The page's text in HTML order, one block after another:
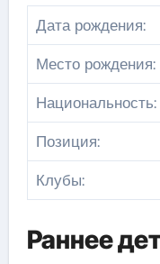
Дата рождения:
Место рождения:
Национальность:
Позиция:
Клубы:
Раннее